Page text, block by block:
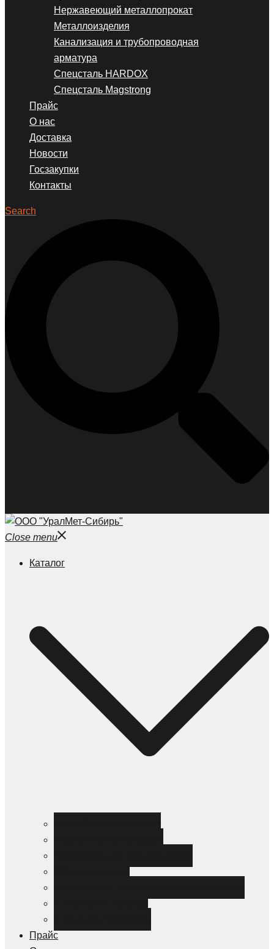
Нержавеющий металлопрокат
Металлоизделия
Канализация и трубопроводная
арматура
Спецсталь HARDOX
Спецсталь Magstrong
Прайс
О нас
Доставка
Новости
Госзакупки
Контакты
Search
Close menu
Каталог
Прайс